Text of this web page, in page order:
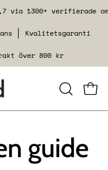
via 1300+ verifierade
Kvalitetsgaranti
över 800 kr
STÄNGSe
guide